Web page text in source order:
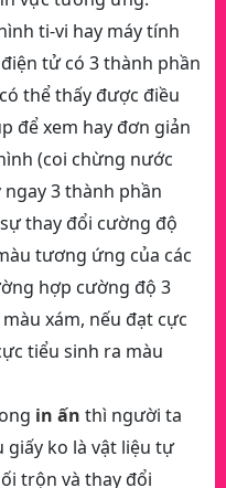
ti-vi hay máy tính
tử có 3 thành phần
thể thấy được điều
để xem hay đơn giản
(coi chừng nước
ngay 3 thành phần
thay đổi cường độ
tương ứng của các
hợp cường độ 3
xám, nếu đạt cực
tiểu sinh ra màu
in ấn thì người ta
ko là vật liệu tự
trộn và thay đổi